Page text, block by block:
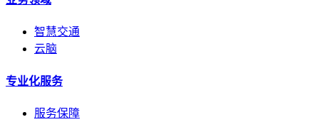
智慧交通
云脑
专业化服务
服务保障